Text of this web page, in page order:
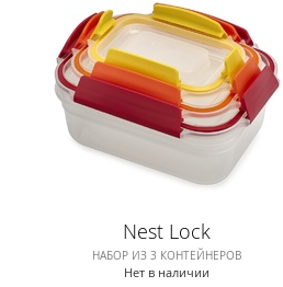
Nest Lock
НАБОР ИЗ 3 КОНТЕЙНЕРОВ
Нет в наличии